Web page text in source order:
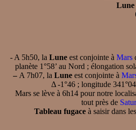
Lune
- A 5h50, la Lune est conjointe à Mars
planète 1°58’ au Nord ; élongation
– A 7h07, la Lune est conjointe à
Δ -1°46 ; longitude
Mars se lève à 6h14 pour notre
tout près de
Tableau fugace à saisir dans